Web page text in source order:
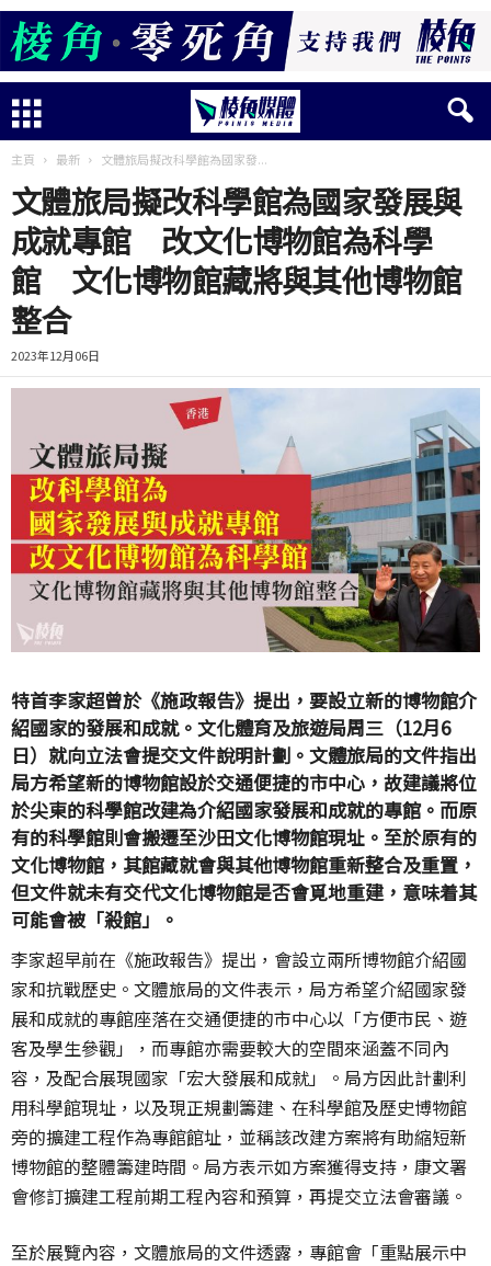
主頁 最新 文體旅局擬改科學館為國家發...
文體旅局擬改科學館為國家發展與
成就專館 改文化博物館為科學
館 文化博物館藏將與其他博物館
整合
2023年12月06日
特首李家超曾於《施政報告》提出，要設立新的博物館介
紹國家的發展和成就。文化體育及旅遊局周三（12月6
日）就向立法會提交文件說明計劃。文體旅局的文件指出
局方希望新的博物館設於交通便捷的市中心，故建議將位
於尖東的科學館改建為介紹國家發展和成就的專館。而原
有的科學館則會搬遷至沙田文化博物館現址。至於原有的
文化博物館，其館藏就會與其他博物館重新整合及重置，
但文件就未有交代文化博物館是否會覓地重建，意味着其
可能會被「殺館」。
李家超早前在《施政報告》提出，會設立兩所博物館介紹國
家和抗戰歷史。文體旅局的文件表示，局方希望介紹國家發
展和成就的專館座落在交通便捷的市中心以「方便市民、遊
客及學生參觀」，而專館亦需要較大的空間來涵蓋不同內
容，及配合展現國家「宏大發展和成就」。局方因此計劃利
用科學館現址，以及現正規劃籌建、在科學館及歷史博物館
旁的擴建工程作為專館館址，並稱該改建方案將有助縮短新
博物館的整體籌建時間。局方表示如方案獲得支持，康文署
會修訂擴建工程前期工程內容和預算，再提交立法會審議。
至於展覽內容，文體旅局的文件透露，專館會「重點展示中